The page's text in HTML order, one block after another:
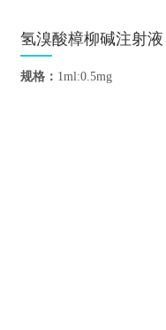
氢溴酸樟柳碱注射液
规格： 1ml:0.5mg